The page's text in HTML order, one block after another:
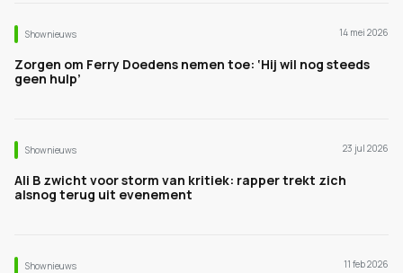
Shownieuws 14 mei 2026
Zorgen om Ferry Doedens nemen toe: ‘Hij wil nog steeds
geen hulp’
Shownieuws 23 jul 2026
Ali B zwicht voor storm van kritiek: rapper trekt zich
alsnog terug uit evenement
Shownieuws 11 feb 2026